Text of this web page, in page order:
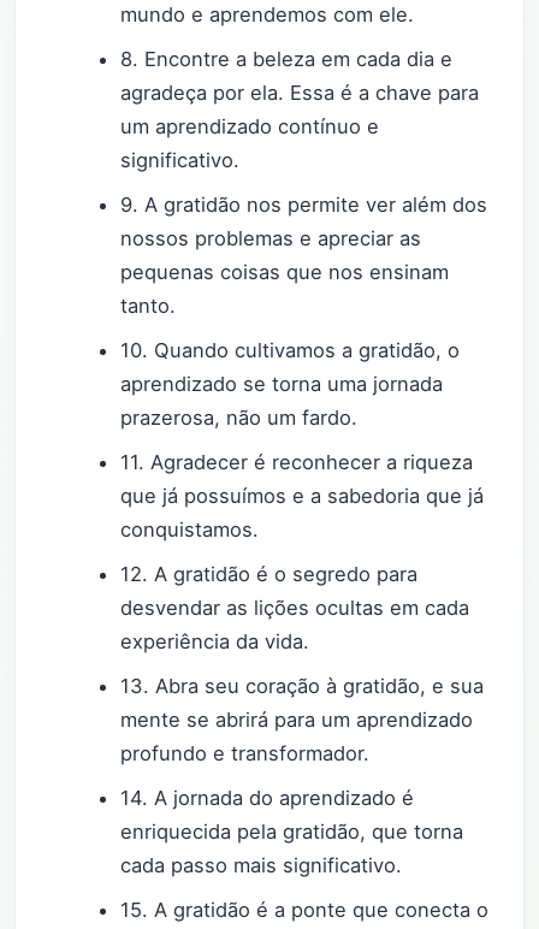
mundo e aprendemos com ele.
8. Encontre a beleza em cada dia e
agradeça por ela. Essa é a chave para
um aprendizado contínuo e
significativo.
9. A gratidão nos permite ver além dos
nossos problemas e apreciar as
pequenas coisas que nos ensinam
tanto.
10. Quando cultivamos a gratidão, o
aprendizado se torna uma jornada
prazerosa, não um fardo.
11. Agradecer é reconhecer a riqueza
que já possuímos e a sabedoria que já
conquistamos.
12. A gratidão é o segredo para
desvendar as lições ocultas em cada
experiência da vida.
13. Abra seu coração à gratidão, e sua
mente se abrirá para um aprendizado
profundo e transformador.
14. A jornada do aprendizado é
enriquecida pela gratidão, que torna
cada passo mais significativo.
15. A gratidão é a ponte que conecta o